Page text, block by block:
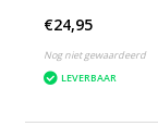
€24,95
Nog niet gewaardeerd
LEVERBAAR